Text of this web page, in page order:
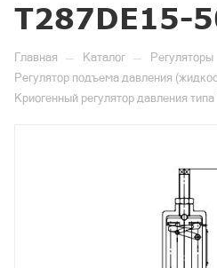
T287DE15-
Главная — Каталог — Регуляторы
Регулятор подъема давления
Криогенный регулятор давления